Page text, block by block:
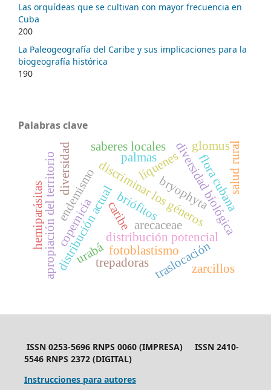
Las orquídeas que se cultivan con mayor frecuencia en
Cuba
200
La Paleogeografía del Caribe y sus implicaciones para la
biogeografía histórica
190
Palabras clave
discriminar los géneros
distribución actualdistribución potencial
caribe
endemismo
líquenes
apropiación del territorio diversidad biológica
saberes locales
hemiparásitas flora cubana
salud rural
urabá
arecaceae
copernicia
palmas
traslocación
briófitosbryophyta
fotoblastismo
diversidad glomus
zarcillos
trepadoras
ISSN 0253-5696 RNPS 0060 (IMPRESA) ISSN 2410-
5546 RNPS 2372 (DIGITAL)
Instrucciones para autores